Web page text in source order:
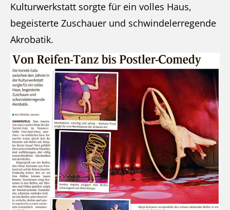
Kulturwerkstatt sorgte für ein volles Haus,
begeisterte Zuschauer und schwindelerregende
Akrobatik.